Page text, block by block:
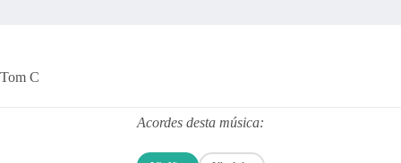
Tom C
Acordes desta música: